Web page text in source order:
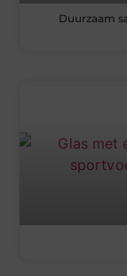
Duurzaam